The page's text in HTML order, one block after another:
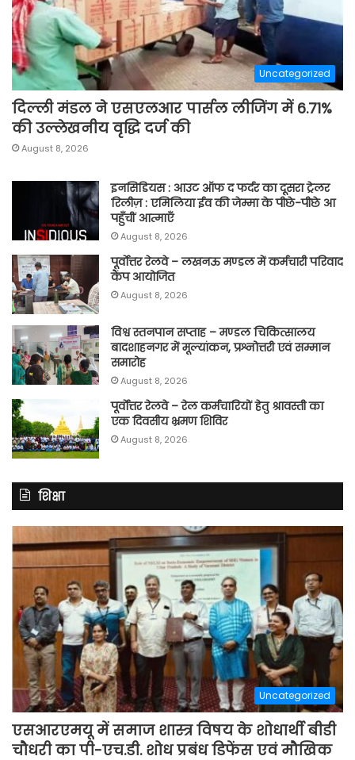
Uncategorized
दिल्ली मंडल ने एसएलआर पार्सल लीजिंग में 6.71%
की उल्लेखनीय वृद्धि दर्ज की
August 8, 2026
इनसिडियस : आउट ऑफ द फर्दर का दूसरा ट्रेलर
रिलीज़ : एमिलिया ईव की जेम्मा के पीछे-पीछे आ
पहुँचीं आत्माएँ
August 8, 2026
पूर्वाेत्तर रेलवे – लखनऊ मण्डल में कर्मचारी परिवाद
कैंप आयोजित
August 8, 2026
विश्व स्तनपान सप्ताह – मण्डल चिकित्सालय
बादशाहनगर में मूल्यांकन, प्रश्नोत्तरी एवं सम्मान
समारोह
August 8, 2026
पूर्वाेत्तर रेलवे – रेल कर्मचारियों हेतु श्रावस्ती का
एक दिवसीय भ्रमण शिविर
August 8, 2026
शिक्षा
Uncategorized
एसआरएमयू में समाज शास्त्र विषय के शोधार्थी बीडी
चौधरी का पी-एच.डी. शोध प्रबंध डिफेंस एवं मौखिक